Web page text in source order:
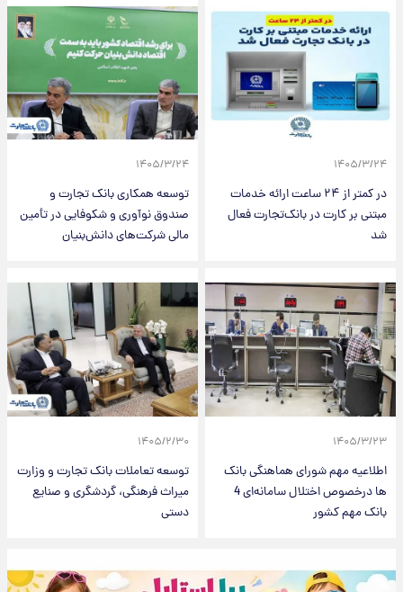
۱۴۰۵/۳/۲۴
در کمتر از ۲۴ ساعت ارائه خدمات
مبتنی بر کارت در بانک‌تجارت فعال
شد
۱۴۰۵/۳/۲۴
توسعه همکاری بانک تجارت و
صندوق نوآوری و شکوفایی در تأمین
مالی شرکت‌های دانش‌بنیان
۱۴۰۵/۳/۲۳
اطلاعیه مهم شورای هماهنگی بانک
ها درخصوص اختلال سامانه‌ای 4
بانک مهم کشور
۱۴۰۵/۲/۳۰
توسعه تعاملات بانک تجارت و وزارت
میراث فرهنگی، گردشگری و صنایع
دستی